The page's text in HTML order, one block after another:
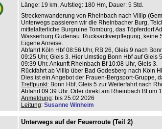
Länge: 19 km, Aufstieg: 180 Hm, Dauer: 5 Std.
Streckenwanderung von Rheinbach nach Villip
Unterwegs passieren wir die Rheinbacher Burg,
mittelalterliche Burgruine Tomburg, das Töpferdorf
Wasserburg Gudenau. Rucksackverpflegung, keine
Eigene Anreise.
Abfahrt Köln Hbf 08:56 Uhr, RB 26, Gleis 9 nach
09:25 Uhr, Gleis 3. Hier Umstieg Bonn Hbf auf Gleis
09:39 Uhr. Ankunft Rheinbach Bf 10:08 Uhr, Gleis 3.
Rückfahrt ab Villip über Bad Godesberg nach Köln
Dies ist ein Angebot der Frauen-Bergsport-Gruppe,
Treffpunkt: Bonn Hbf, Gleis 5 zur Weiterfahrt nach
Abfahrt 09:39 Uhr. Oder direkt am Rheinbach Bf um
Anmeldung: bis 25.02.2026
Leitung: Susanne Winheim
Unterwegs auf der Feuerroute (Teil 2)